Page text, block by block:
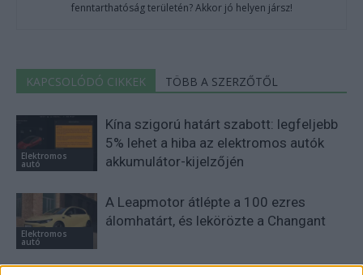
fenntarthatóság területén? Akkor jó helyen jársz!
KAPCSOLÓDÓ CIKKEK TÖBB A SZERZŐTŐL
Elektromos
autó
Kína szigorú határt szabott: legfeljebb
5% lehet a hiba az elektromos autók
akkumulátor-kijelzőjén
Elektromos
autó
A Leapmotor átlépte a 100 ezres
álomhatárt, és lekörözte a Changant